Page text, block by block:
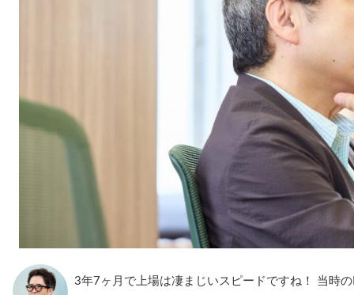
3年7ヶ月で上場は凄まじいスピードですね！ 当時